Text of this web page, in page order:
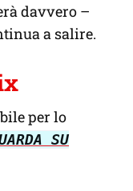
davvero –
a salire.
per lo
SU